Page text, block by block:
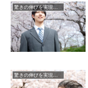
驚きの伸びを実現｜先輩列伝
驚きの伸びを実現｜先輩列伝